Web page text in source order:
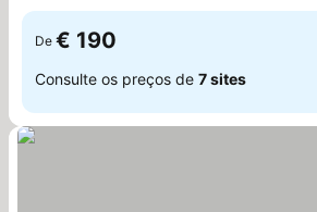
via iPad
De € 190
Consulte os preços de 7 sites